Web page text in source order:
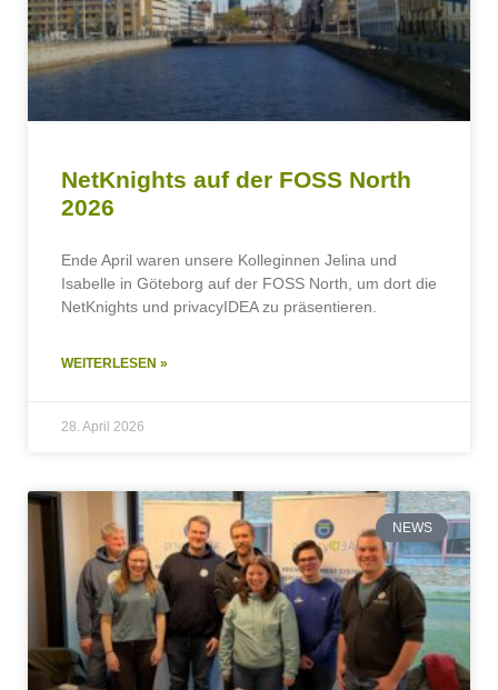
NetKnights auf der FOSS North
2026
Ende April waren unsere Kolleginnen Jelina und
Isabelle in Göteborg auf der FOSS North, um dort die
NetKnights und privacyIDEA zu präsentieren.
WEITERLESEN »
28. April 2026
NEWS